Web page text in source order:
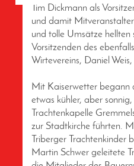
Tim Dickmann als
und damit
und tolle Umsätze hellten
Vorsitzenden des
Wirtevereins, Daniel
Mit Kaiserwetter begann
etwas kühler, aber
Trachtenkapelle
zur Stadtkirche führten.
Triberger Trachtenkinder
Martin Schwer geleitete